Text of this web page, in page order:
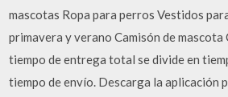
mascotas Ropa para perros Vestidos
primavera y verano Camisón de mascota
tiempo de entrega total se divide en
tiempo de envío. Descarga la aplicación